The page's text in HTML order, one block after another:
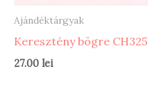
Ajándéktárgyak
Keresztény bögre CH325
27.00 lei